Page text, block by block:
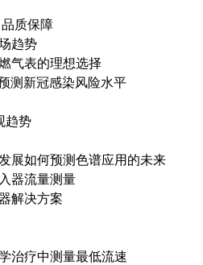
质保障
趋势
气表的理想选择
测新冠感染风险水平
趋势
展如何预测色谱应用的未来
器流量测量
解决方案
治疗中测量最低流速